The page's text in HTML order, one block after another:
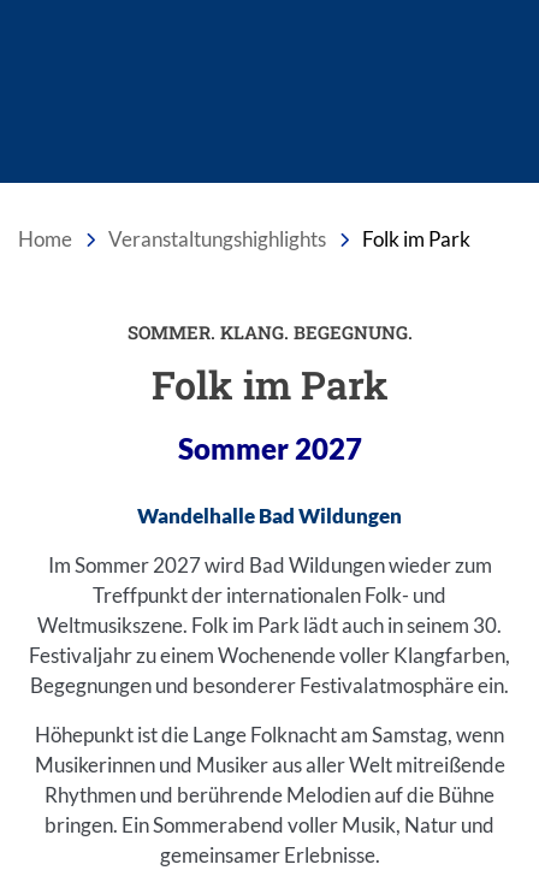
Home Veranstaltungshighlights Folk im Park
Einleitung
SOMMER. KLANG. BEGEGNUNG.
Folk im Park
Sommer 2027
Wandelhalle Bad Wildungen
Im Sommer 2027 wird Bad Wildungen wieder zum
Treffpunkt der internationalen Folk- und
Weltmusikszene. Folk im Park lädt auch in seinem 30.
Festivaljahr zu einem Wochenende voller Klangfarben,
Begegnungen und besonderer Festivalatmosphäre ein.
Höhepunkt ist die Lange Folknacht am Samstag, wenn
Musikerinnen und Musiker aus aller Welt mitreißende
Rhythmen und berührende Melodien auf die Bühne
bringen. Ein Sommerabend voller Musik, Natur und
gemeinsamer Erlebnisse.